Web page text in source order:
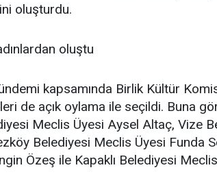
oluşturdu.
oluştu
kapsamında Birlik Kültür
de açık oylama ile seçildi. Buna
Meclis Üyesi Aysel Altaç, Vize
Belediyesi Meclis Üyesi Funda
Özeş ile Kapaklı Belediyesi